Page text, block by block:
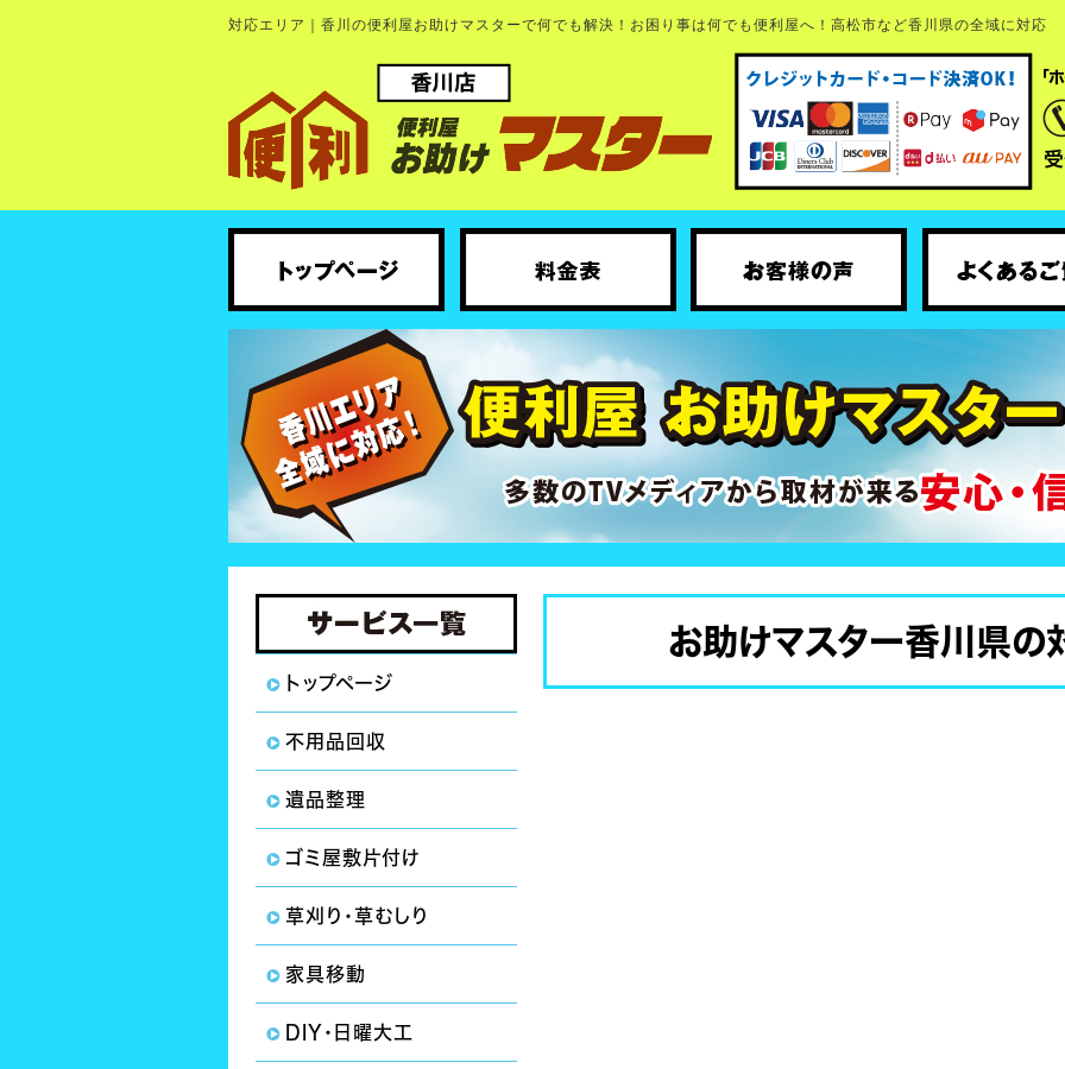
対応エリア｜香川の便利屋お助けマスターで何でも解決！お困り事は何でも便利屋へ！高松市など香川県の全域に対応
トップページ
不用品回収
遺品整理
ゴミ屋敷片付け
草刈り・草むしり
家具移動
DIY・日曜大工
お助けマスター香川県の